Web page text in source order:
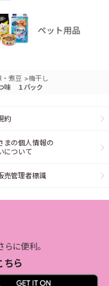
・煮豆 >梅干し
味 １パック
約
まの個人情報の
について
売管理者標識
に便利。
ちら